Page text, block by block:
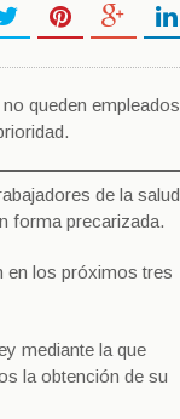
queden empleados
de la salud
forma precarizada.
en los próximos tres
mediante la que
la obtención de su